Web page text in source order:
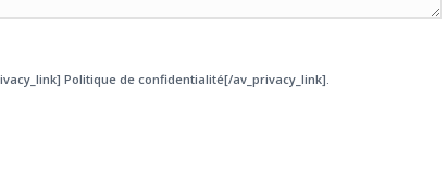
Politique de confidentialité[/av_privacy_link].